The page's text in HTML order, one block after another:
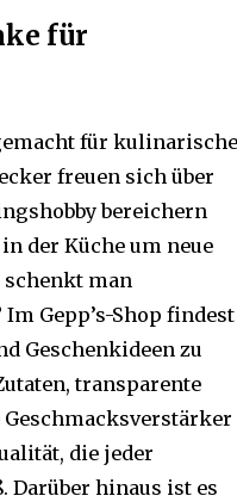
für
für kulinarische
freuen sich über
bereichern
der Küche um neue
schenkt man
Gepp’s-Shop findest
Geschenkideen zu
transparente
die jeder
Darüber hinaus ist es